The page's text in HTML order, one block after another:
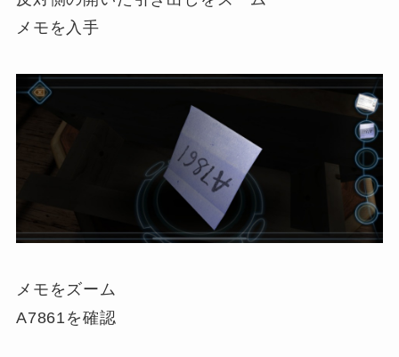
メモを入手
メモをズーム
A7861を確認